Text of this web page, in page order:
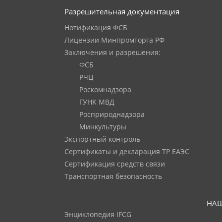
Разрешительная документация
Нотификация ФСБ
Лицензии Минпромторга РФ
Заключения и разрешения:
ФСБ
РЧЦ
Роскомнадзора
ГУНК МВД
Росприроднадзора
Минкультуры
Экспортный контроль
Сертификаты и декларация ТР ЕАЭС
Сертификация средств связи
Транспортная безопасность
Энциклопедия IFCG